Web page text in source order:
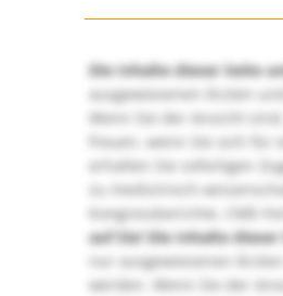
Die Inhalte dieser Seite
ausgewiesenen Ärzten
Wenn Sie der Ansicht
freuen, wenn Sie sich
erhalten Sie sofortigen
zu medizinisch-
Kongressberichte, CME-
auf Sie! Die Inhalte
nur ausgewiesenen
werden. Wenn Sie der